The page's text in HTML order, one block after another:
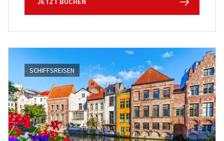
SCHIFFSREISEN